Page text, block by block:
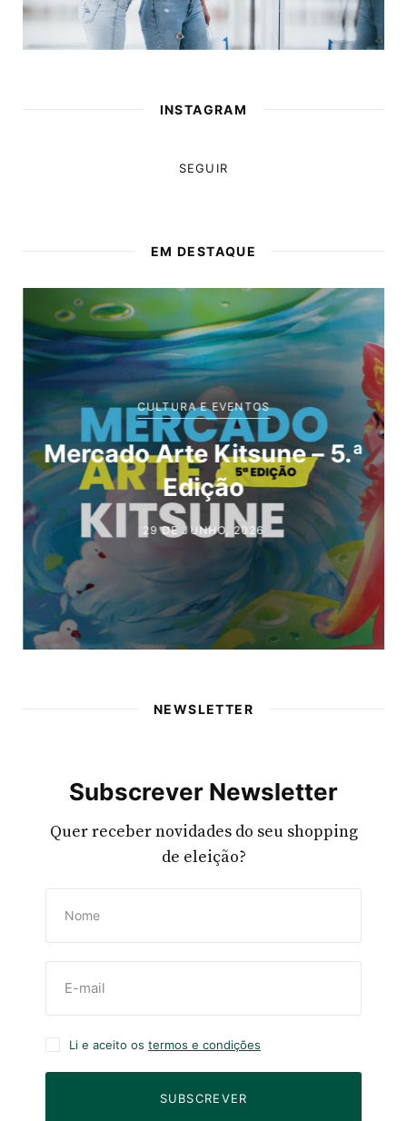
INSTAGRAM
SEGUIR
EM DESTAQUE
CULTURA E EVENTOS
Mercado Arte Kitsune – 5.ª
Edição
29 DE JUNHO, 2026
NEWSLETTER
Subscrever Newsletter
Quer receber novidades do seu shopping
de eleição?
Li e aceito os termos e condições
SUBSCREVER